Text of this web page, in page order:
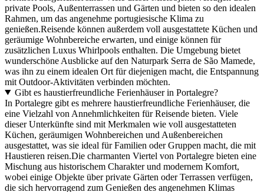
private Pools, Außenterrassen und Gärten und bieten so den idealen
Rahmen, um das angenehme portugiesische Klima zu
genießen.Reisende können außerdem voll ausgestattete Küchen und
geräumige Wohnbereiche erwarten, und einige können für
zusätzlichen Luxus Whirlpools enthalten. Die Umgebung bietet
wunderschöne Ausblicke auf den Naturpark Serra de São Mamede,
was ihn zu einem idealen Ort für diejenigen macht, die Entspannung
mit Outdoor-Aktivitäten verbinden möchten.
Gibt es haustierfreundliche Ferienhäuser in Portalegre?
In Portalegre gibt es mehrere haustierfreundliche Ferienhäuser, die
eine Vielzahl von Annehmlichkeiten für Reisende bieten. Viele
dieser Unterkünfte sind mit Merkmalen wie voll ausgestatteten
Küchen, geräumigen Wohnbereichen und Außenbereichen
ausgestattet, was sie ideal für Familien oder Gruppen macht, die mit
Haustieren reisen.Die charmanten Viertel von Portalegre bieten eine
Mischung aus historischem Charakter und modernem Komfort,
wobei einige Objekte über private Gärten oder Terrassen verfügen,
die sich hervorragend zum Genießen des angenehmen Klimas